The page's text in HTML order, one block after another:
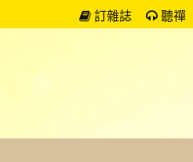
訂雜誌 聽禪